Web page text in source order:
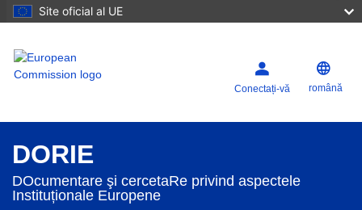
Site oficial al UE
Conectați-vă română
DORIE
DOcumentare şi cercetaRe privind aspectele
Instituționale Europene